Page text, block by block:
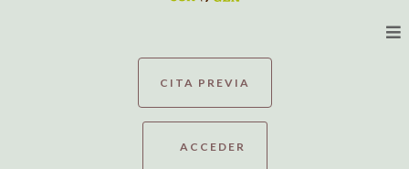
CITA PREVIA
ACCEDER